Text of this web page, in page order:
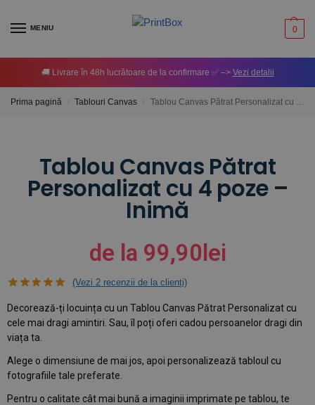
MENIU 0
🚚 Livrare în 48h lucrătoare de la confirmare ✅ –> Vezi detalii
Prima pagină Tablouri Canvas Tablou Canvas Pătrat Personalizat cu 4 poze – Inimă
Tablou Canvas Pătrat
Personalizat cu 4 poze –
Inimă
de la 99,90lei
(Vezi 2 recenzii de la clienți)
Decorează-ți locuința cu un Tablou Canvas Pătrat Personalizat cu
cele mai dragi amintiri. Sau, îl poți oferi cadou persoanelor dragi din
viața ta.
Alege o dimensiune de mai jos, apoi personalizează tabloul cu
fotografiile tale preferate.
Pentru o calitate cât mai bună a imaginii imprimate pe tablou, te